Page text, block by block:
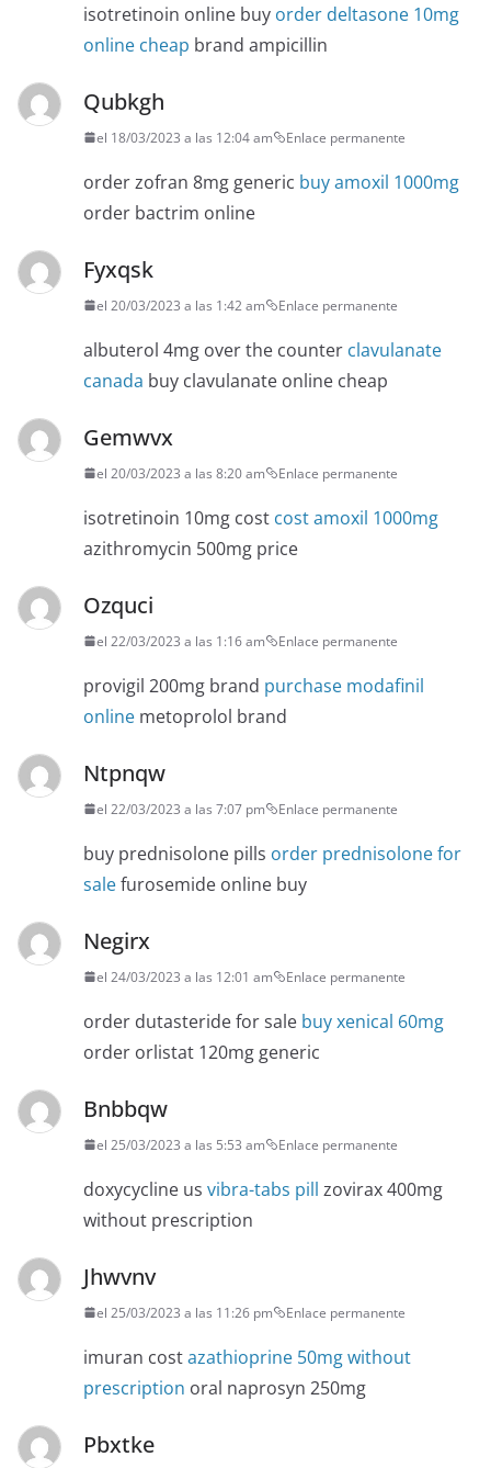
isotretinoin online buy order deltasone 10mg
online cheap brand ampicillin
Qubkgh
el 18/03/2023 a las 12:04 am Enlace permanente
order zofran 8mg generic buy amoxil 1000mg
order bactrim online
Fyxqsk
el 20/03/2023 a las 1:42 am Enlace permanente
albuterol 4mg over the counter clavulanate
canada buy clavulanate online cheap
Gemwvx
el 20/03/2023 a las 8:20 am Enlace permanente
isotretinoin 10mg cost cost amoxil 1000mg
azithromycin 500mg price
Ozquci
el 22/03/2023 a las 1:16 am Enlace permanente
provigil 200mg brand purchase modafinil
online metoprolol brand
Ntpnqw
el 22/03/2023 a las 7:07 pm Enlace permanente
buy prednisolone pills order prednisolone for
salefurosemide online buy
Negirx
el 24/03/2023 a las 12:01 am Enlace permanente
order dutasteride for sale buy xenical 60mg
order orlistat 120mg generic
Bnbbqw
el 25/03/2023 a las 5:53 am Enlace permanente
doxycycline us vibra-tabs pill zovirax 400mg
without prescription
Jhwvnv
el 25/03/2023 a las 11:26 pm Enlace permanente
imuran costazathioprine 50mg without
prescription oral naprosyn 250mg
Pbxtke